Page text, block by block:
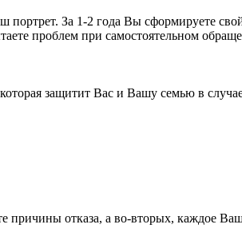
портрет. За 1-2 года Вы сформируете
проблем при самостоятельном
защитит Вас и Вашу семью в
причины отказа, а во-вторых, каждое